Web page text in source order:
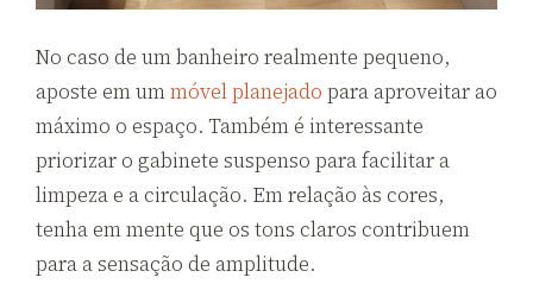
No caso de um banheiro realmente pequeno,
aposte em ummóvel planejado para aproveitar ao
máximo o espaço. Também é interessante
priorizar o gabinete suspenso para facilitar a
limpeza e a circulação. Em relação às cores,
tenha em mente que os tons claros contribuem
para a sensação de amplitude.